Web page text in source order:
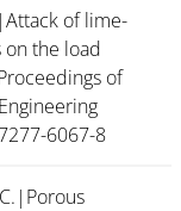
of lime-
on the load
of
6067-8